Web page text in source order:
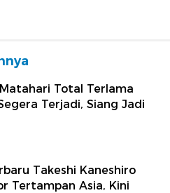
Total Terlama
Terjadi, Siang Jadi
Takeshi Kaneshiro
Tertampan Asia, Kini